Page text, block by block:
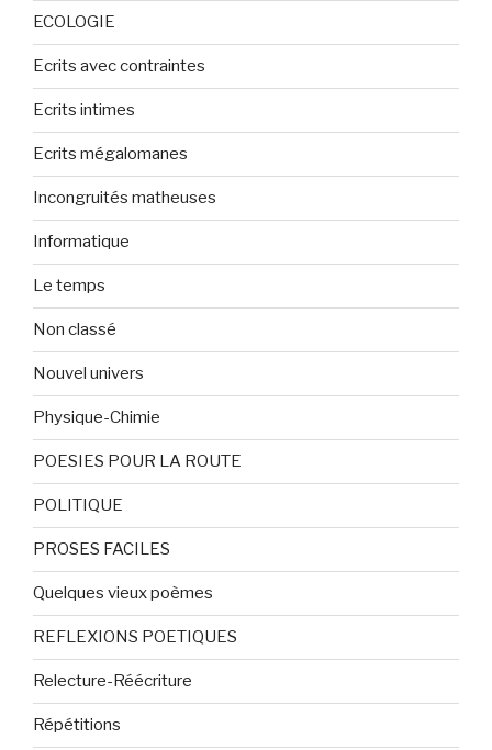
ECOLOGIE
Ecrits avec contraintes
Ecrits intimes
Ecrits mégalomanes
Incongruités matheuses
Informatique
Le temps
Non classé
Nouvel univers
Physique-Chimie
POESIES POUR LA ROUTE
POLITIQUE
PROSES FACILES
Quelques vieux poèmes
REFLEXIONS POETIQUES
Relecture-Réécriture
Répétitions